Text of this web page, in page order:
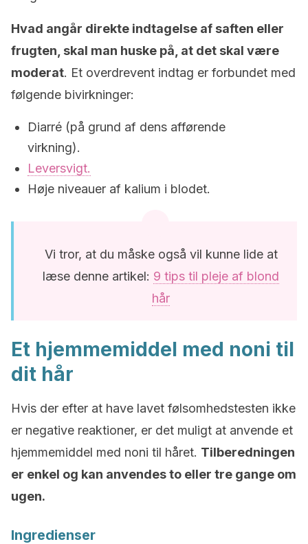
Hvad angår direkte indtagelse af saften eller
frugten, skal man huske på, at det skal være
moderat. Et overdrevent indtag er forbundet med
følgende bivirkninger:
Diarré (på grund af dens afførende
virkning).
Leversvigt.
Høje niveauer af kalium i blodet.
Vi tror, at du måske også vil kunne lide at
læse denne artikel: 9 tips til pleje af blond
hår
Et hjemmemiddel med noni til
dit hår
Hvis der efter at have lavet følsomhedstesten ikke
er negative reaktioner, er det muligt at anvende et
hjemmemiddel med noni til håret. Tilberedningen
er enkel og kan anvendes to eller tre gange om
ugen.
Ingredienser